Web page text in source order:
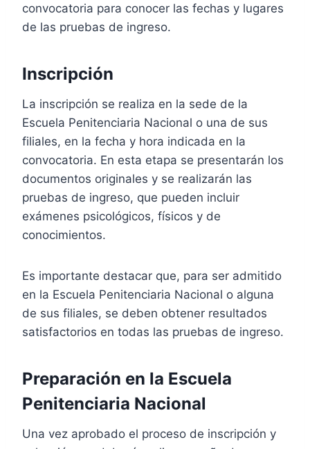
convocatoria para conocer las fechas y lugares
de las pruebas de ingreso.
Inscripción
La inscripción se realiza en la sede de la
Escuela Penitenciaria Nacional o una de sus
filiales, en la fecha y hora indicada en la
convocatoria. En esta etapa se presentarán los
documentos originales y se realizarán las
pruebas de ingreso, que pueden incluir
exámenes psicológicos, físicos y de
conocimientos.
Es importante destacar que, para ser admitido
en la Escuela Penitenciaria Nacional o alguna
de sus filiales, se deben obtener resultados
satisfactorios en todas las pruebas de ingreso.
Preparación en la Escuela
Penitenciaria Nacional
Una vez aprobado el proceso de inscripción y